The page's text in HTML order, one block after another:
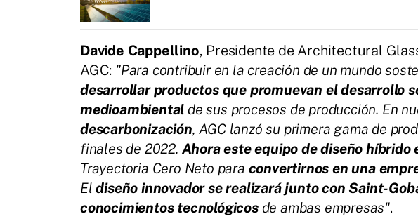
Davide Cappellino, Presidente de Architectural
AGC: "Para contribuir en la creación de un mundo
desarrollar productos que promuevan el desarrollo
medioambiental de sus procesos de producción. En
descarbonización, AGC lanzó su primera gama de
finales de 2022. Ahora este equipo de diseño
Trayectoria Cero Neto para convertirnos en una
Eldiseño innovador se realizará junto con Saint-
conocimientos tecnológicosde ambas empresas".